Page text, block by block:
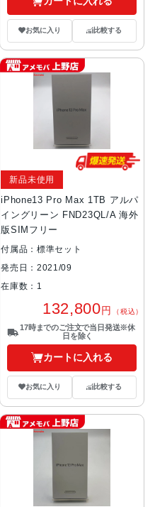
お気に入り 比較する
iPhone13 Pro Max 1TB アルパ
イングリーン FND23QL/A 海外
版SIMフリー
新品未使用
付属品：標準セット
発売日：2021/09
在庫数：1
132,800円 （税込）
17時までのご注文で当日発送※休
日を除く
カートに入れる
お気に入り 比較する